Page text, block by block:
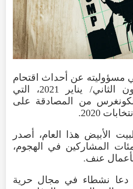
مسؤوليته عن أحداث اقتحام
الكابيتول في كانون الثاني/ يناير 2021، التي
من المصادقة على
2020.
الأبيض هذا العام، أصدر
المشاركين في الهجوم،
عنف.
دعا نشطاء في مجال حرية